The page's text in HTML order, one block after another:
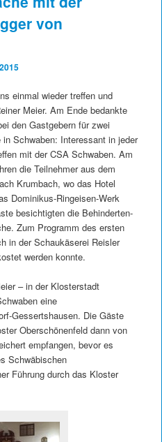
von
einmal wieder treffen und
Meier. Am Ende bedankte
den Gastgebern für zwei
Schwaben: Interessant in jeder
mit der CSA Schwaben. Am
die Teilnehmer aus dem
Krumbach, wo das Hotel
Dominikus-Ringeisen-Werk
besichtigten die Behinderten-
Zum Programm des ersten
in der Schaukäserei Reisler
werden konnte.
– in der Klosterstadt
eine
Gessertshausen. Die Gäste
Oberschönenfeld dann von
empfangen, bevor es
Schwäbischen
Führung durch das Kloster